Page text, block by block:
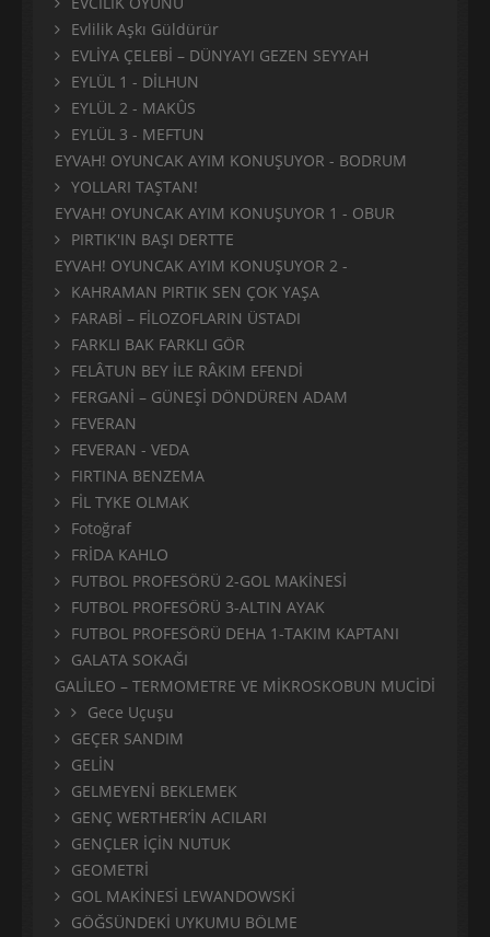
Evlilik Aşkı Güldürür
EVLİYA ÇELEBİ – DÜNYAYI GEZEN SEYYAH
EYLÜL 1 - DİLHUN
EYLÜL 2 - MAKÛS
EYLÜL 3 - MEFTUN
EYVAH! OYUNCAK AYIM KONUŞUYOR - BODRUM
YOLLARI TAŞTAN!
EYVAH! OYUNCAK AYIM KONUŞUYOR 1 - OBUR
PIRTIK'IN BAŞI DERTTE
EYVAH! OYUNCAK AYIM KONUŞUYOR 2 -
KAHRAMAN PIRTIK SEN ÇOK YAŞA
FARABİ – FİLOZOFLARIN ÜSTADI
FARKLI BAK FARKLI GÖR
FELÂTUN BEY İLE RÂKIM EFENDİ
FERGANİ – GÜNEŞİ DÖNDÜREN ADAM
FEVERAN
FEVERAN - VEDA
FIRTINA BENZEMA
FİL TYKE OLMAK
Fotoğraf
FRİDA KAHLO
FUTBOL PROFESÖRÜ 2-GOL MAKİNESİ
FUTBOL PROFESÖRÜ 3-ALTIN AYAK
FUTBOL PROFESÖRÜ DEHA 1-TAKIM KAPTANI
GALATA SOKAĞI
GALİLEO – TERMOMETRE VE MİKROSKOBUN MUCİDİ
Gece Uçuşu
GEÇER SANDIM
GELİN
GELMEYENİ BEKLEMEK
GENÇ WERTHER’İN ACILARI
GENÇLER İÇİN NUTUK
GEOMETRİ
GOL MAKİNESİ LEWANDOWSKİ
GÖĞSÜNDEKİ UYKUMU BÖLME